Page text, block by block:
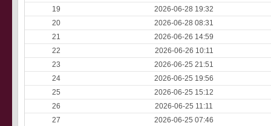
19
2026-06-28 19:32
20
2026-06-28 08:31
21
2026-06-26 14:59
22
2026-06-26 10:11
23
2026-06-25 21:51
24
2026-06-25 19:56
25
2026-06-25 15:12
26
2026-06-25 11:11
27
2026-06-25 07:46